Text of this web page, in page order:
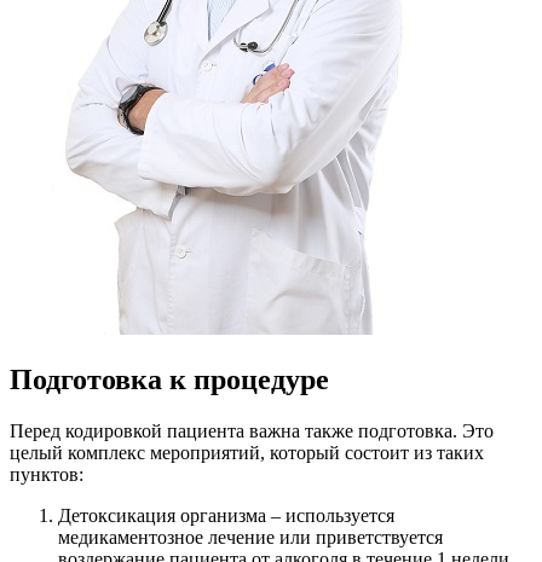
Подготовка к процедуре
Перед кодировкой пациента важна также подготовка. Это
целый комплекс мероприятий, который состоит из таких
пунктов:
Детоксикация организма – используется
медикаментозное лечение или приветствуется